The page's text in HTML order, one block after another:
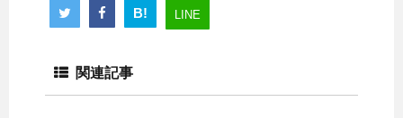
B!
LINE
関連記事